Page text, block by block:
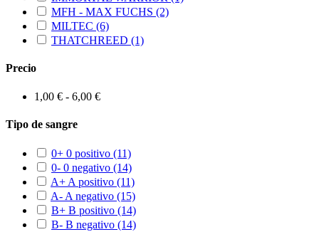
MFH - MAX FUCHS (2)
MILTEC (6)
THATCHREED (1)
Precio
1,00 € - 6,00 €
Tipo de sangre
0+ 0 positivo (11)
0- 0 negativo (14)
A+ A positivo (11)
A- A negativo (15)
B+ B positivo (14)
B- B negativo (14)